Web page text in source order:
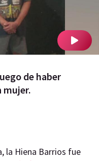
de haber
mujer.
la Hiena Barrios fue